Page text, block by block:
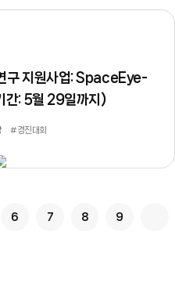
간: 5월 29일까지)
#경진대회
6 7 8 9